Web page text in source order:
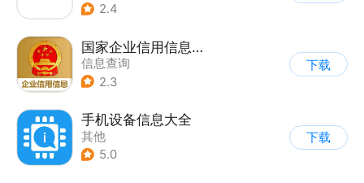
2.4
国家企业信用信息公示系统
信息查询
2.3
下载
手机设备信息大全
其他
5.0
下载